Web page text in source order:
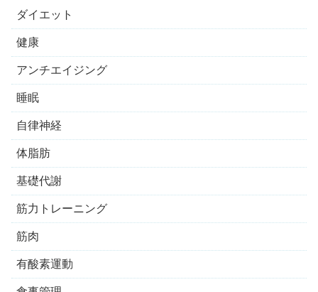
ダイエット
健康
アンチエイジング
睡眠
自律神経
体脂肪
基礎代謝
筋力トレーニング
筋肉
有酸素運動